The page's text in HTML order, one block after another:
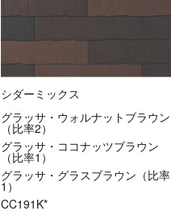
シダーミックス
グラッサ・ウォルナットブラウン
（比率2）
グラッサ・ココナッツブラウン
（比率1）
グラッサ・グラスブラウン（比率
1）
CC191K*